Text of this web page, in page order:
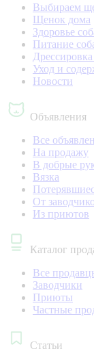
Выбираем
Щенок дома
Здоровье
Питание
Уход и
Новости
Объявления
Все
На продажу
В добрые
Вязка
От
Из приютов
Каталог
Все
Заводчики
Приюты
Частные
Статьи